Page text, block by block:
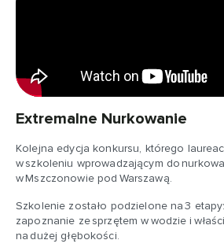
Extremalne Nurkowanie
Kolejna edycja konkursu, którego
w szkoleniu wprowadzającym do
w Mszczonowie pod Warszawą.
Szkolenie zostało podzielone na 3
zapoznanie ze sprzętem w wodzie i
na dużej głębokości.